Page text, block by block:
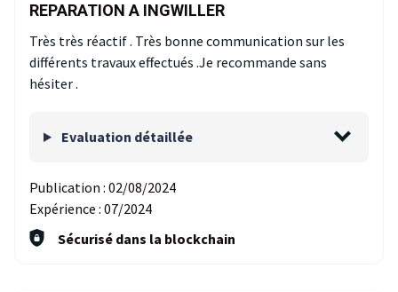
REPARATION A INGWILLER
Très très réactif . Très bonne communication sur les
différents travaux effectués .Je recommande sans
hésiter .
Evaluation détaillée
Publication : 02/08/2024
Expérience : 07/2024
Sécurisé dans la blockchain